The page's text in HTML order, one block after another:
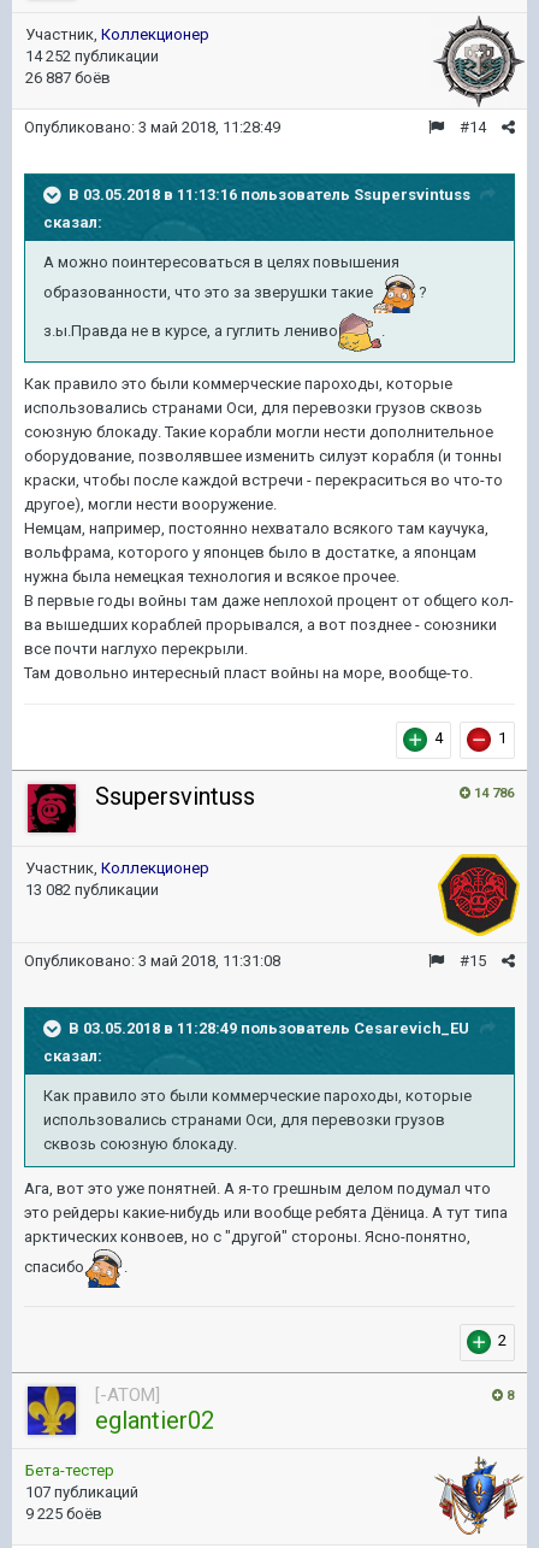
Участник, Коллекционер
14 252 публикации
26 887 боёв
#14
Опубликовано: 3 май 2018, 11:28:49
В 03.05.2018 в 11:13:16 пользователь Ssupersvintuss
сказал:
А можно поинтересоваться в целях повышения
образованности, что это за зверушки такие
?
з.ы.Правда не в курсе, а гуглить лениво .
Как правило это были коммерческие пароходы, которые
использовались странами Оси, для перевозки грузов сквозь
союзную блокаду. Такие корабли могли нести дополнительное
оборудование, позволявшее изменить силуэт корабля (и тонны
краски, чтобы после каждой встречи - перекраситься во что-то
другое), могли нести вооружение.
Немцам, например, постоянно нехватало всякого там каучука,
вольфрама, которого у японцев было в достатке, а японцам
нужна была немецкая технология и всякое прочее.
В первые годы войны там даже неплохой процент от общего кол-
ва вышедших кораблей прорывался, а вот позднее - союзники
все почти наглухо перекрыли.
Там довольно интересный пласт войны на море, вообще-то.
4 1
14 786
Ssupersvintuss
Участник, Коллекционер
13 082 публикации
#15
Опубликовано: 3 май 2018, 11:31:08
В 03.05.2018 в 11:28:49 пользователь Cesarevich_EU
сказал:
Как правило это были коммерческие пароходы, которые
использовались странами Оси, для перевозки грузов
сквозь союзную блокаду.
Ага, вот это уже понятней. А я-то грешным делом подумал что
это рейдеры какие-нибудь или вообще ребята Дёница. А тут типа
арктических конвоев, но с "другой" стороны. Ясно-понятно,
спасибо
.
2
8
[-ATOM]
eglantier02
Бета-тестер
107 публикаций
9 225 боёв